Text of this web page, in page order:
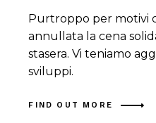
Purtroppo per motivi
annullata la cena
stasera. Vi teniamo
sviluppi.
FIND OUT MORE